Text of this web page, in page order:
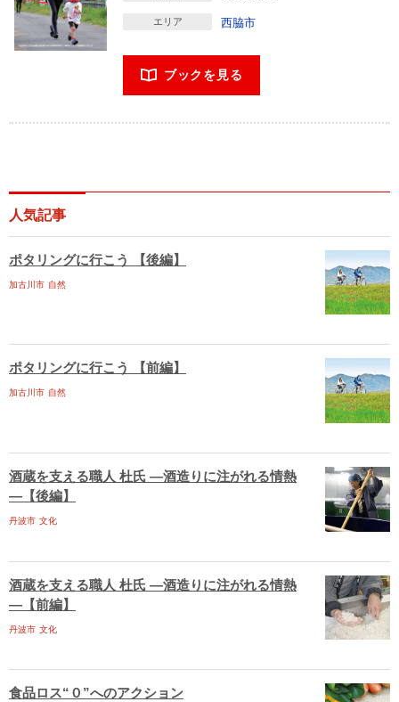
エリア 西脇市
ブックを見る
人気記事
ポタリングに行こう 【後編】
加古川市 自然
ポタリングに行こう 【前編】
加古川市 自然
酒蔵を支える職人 杜氏 ―酒造りに注がれる情熱
―【後編】
丹波市 文化
酒蔵を支える職人 杜氏 ―酒造りに注がれる情熱
―【前編】
丹波市 文化
食品ロス“０”へのアクション